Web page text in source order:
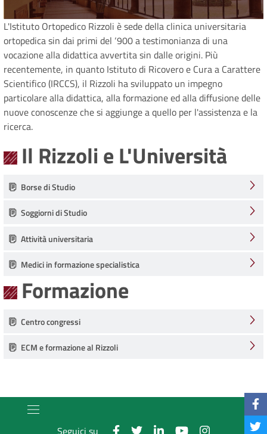
L'Istituto Ortopedico Rizzoli è sede della clinica universitaria
ortopedica sin dai primi del ‘900 a testimonianza di una
vocazione alla didattica avvertita sin dalle origini. Più
recentemente, in quanto Istituto di Ricovero e Cura a Carattere
Scientifico (IRCCS), il Rizzoli ha sviluppato un impegno
particolare alla didattica, alla formazione ed alla diffusione delle
nuove conoscenze che si aggiunge a quello per l'assistenza e la
ricerca.
Il Rizzoli e L'Università
Borse di Studio
Soggiorni di Studio
Attività universitaria
Medici in formazione specialistica
Formazione
Centro congressi
ECM e formazione al Rizzoli